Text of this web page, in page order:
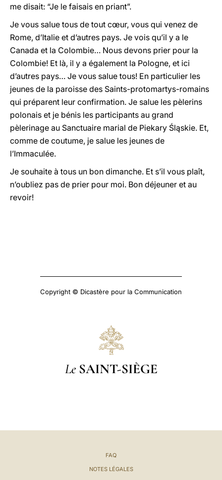
me disait: “Je le faisais en priant”.
Je vous salue tous de tout cœur, vous qui venez de
Rome, d’Italie et d’autres pays. Je vois qu’il y a le
Canada et la Colombie… Nous devons prier pour la
Colombie! Et là, il y a également la Pologne, et ici
d’autres pays… Je vous salue tous! En particulier les
jeunes de la paroisse des Saints-protomartys-romains
qui préparent leur confirmation. Je salue les pèlerins
polonais et je bénis les participants au grand
pèlerinage au Sanctuaire marial de Piekary Śląskie. Et,
comme de coutume, je salue les jeunes de
l’Immaculée.
Je souhaite à tous un bon dimanche. Et s’il vous plaît,
n’oubliez pas de prier pour moi. Bon déjeuner et au
revoir!
Copyright © Dicastère pour la Communication
Le SAINT-SIÈGE
FAQ
NOTES LÉGALES